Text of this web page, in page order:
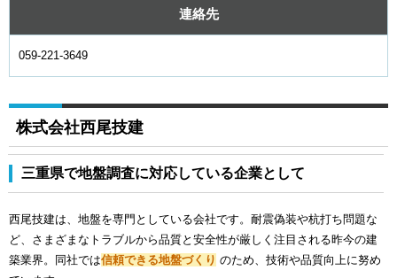
連絡先
059-221-3649
株式会社西尾技建
三重県で地盤調査に対応している企業として
西尾技建は、地盤を専門としている会社です。耐震偽装や杭打ち問題な
ど、さまざまなトラブルから品質と安全性が厳しく注目される昨今の建
築業界。同社では信頼できる地盤づくり のため、技術や品質向上に努め